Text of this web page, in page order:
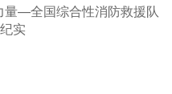
量—全国综合性消防救援队
实